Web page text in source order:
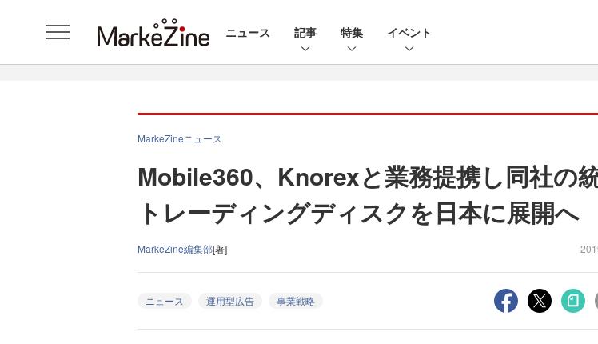
ニュース 記事 特集 イベント
MarkeZineニュース
Mobile360、Knorexと業務提携し同社の
トレーディングディスクを日本に展開へ
MarkeZine編集部[著]
ニュース 運用型広告 事業戦略